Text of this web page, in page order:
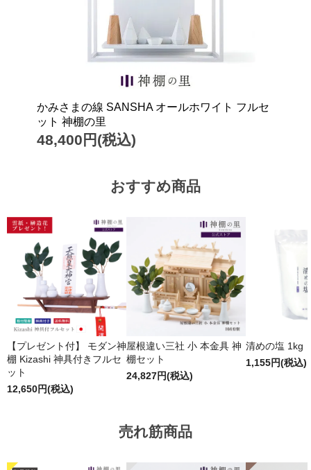
かみさまの線 SANSHA オールホワイト フルセ
ット 神棚の里
48,400円(税込)
おすすめ商品
【プレゼント付】 モダン神
棚 Kizashi 神具付きフルセ
ット
12,650円(税込)
屋根違い三社 小 本金具 神
棚セット
24,827円(税込)
清めの塩 1kg
1,155円(税込)
売れ筋商品